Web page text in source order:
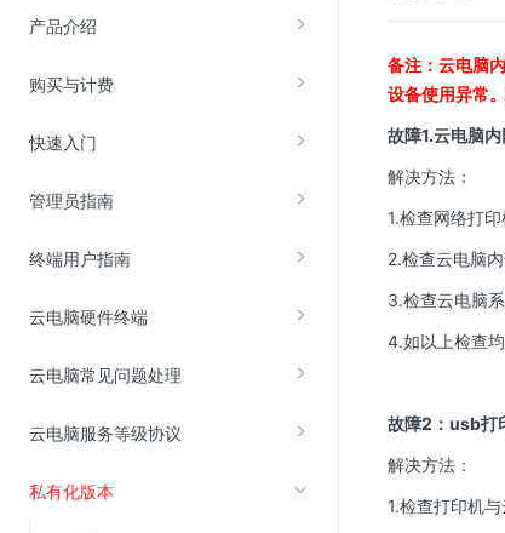
产品介绍
购买与计费
快速入门
管理员指南
终端用户指南
云电脑硬件终端
云电脑常见问题处理
云电脑服务等级协议
私有化版本
云硬盘(EBS)
在线迁移服务
视频云服务
云直播(KLS)
边缘节点计算
金山云云防火墙
备注：云电脑
设备使用异常
故障1.云电脑
解决方法：
1.检查网络打
2.检查云电脑
3.检查云电脑
4.如以上检查
故障2：usb打
解决方法：
1.检查打印机